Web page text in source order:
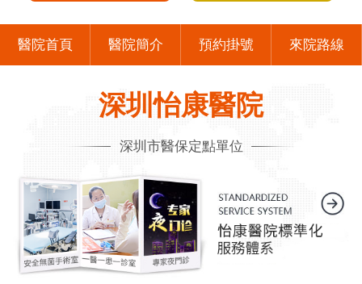
醫院首頁 醫院簡介 預約掛號 來院路線
深圳怡康醫院
深圳市醫保定點單位